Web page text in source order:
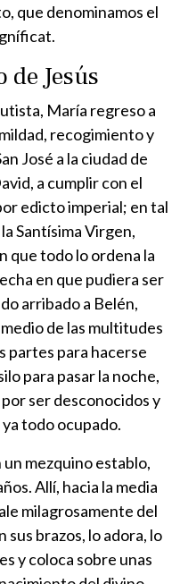
que denominamos el
de Jesús
María regreso a
recogimiento y
José a la ciudad de
a cumplir con el
edicto imperial; en tal
Santísima Virgen,
que todo lo ordena la
en que pudiera ser
arribado a Belén,
de las multitudes
partes para hacerse
para pasar la noche,
ser desconocidos y
todo ocupado.
mezquino establo,
Allí, hacia la media
milagrosamente del
sus brazos, lo adora, lo
y coloca sobre unas